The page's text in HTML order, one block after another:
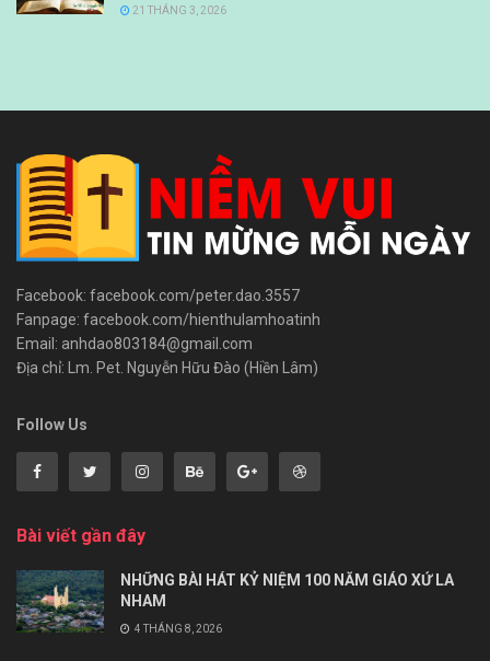
21 THÁNG 3, 2026
Facebook: facebook.com/peter.dao.3557
Fanpage: facebook.com/hienthulamhoatinh
Email: anhdao803184@gmail.com
Địa chỉ: Lm. Pet. Nguyễn Hữu Đào (Hiền Lâm)
Follow Us
Bài viết gần đây
NHỮNG BÀI HÁT KỶ NIỆM 100 NĂM GIÁO XỨ LA
NHAM
4 THÁNG 8, 2026